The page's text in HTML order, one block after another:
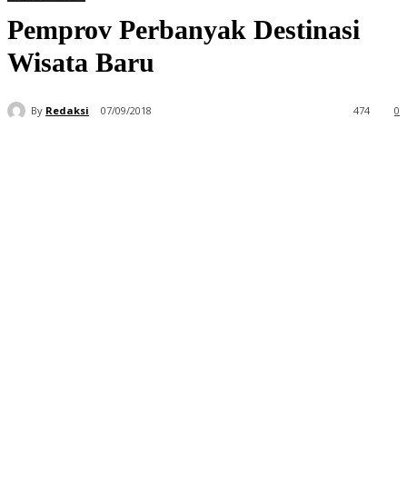
Pemprov Perbanyak Destinasi
Wisata Baru
By Redaksi 07/09/2018 0
474